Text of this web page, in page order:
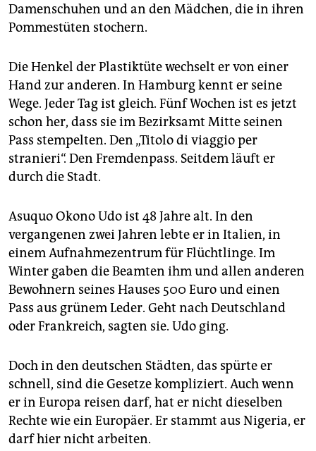
Damenschuhen und an den Mädchen, die in ihren
Pommestüten stochern.
Die Henkel der Plastiktüte wechselt er von einer
Hand zur anderen. In Hamburg kennt er seine
Wege. Jeder Tag ist gleich. Fünf Wochen ist es jetzt
schon her, dass sie im Bezirksamt Mitte seinen
Pass stempelten. Den „Titolo di viaggio per
stranieri“. Den Fremdenpass. Seitdem läuft er
durch die Stadt.
Asuquo Okono Udo ist 48 Jahre alt. In den
vergangenen zwei Jahren lebte er in Italien, in
einem Aufnahmezentrum für Flüchtlinge. Im
Winter gaben die Beamten ihm und allen anderen
Bewohnern seines Hauses 500 Euro und einen
Pass aus grünem Leder. Geht nach Deutschland
oder Frankreich, sagten sie. Udo ging.
Doch in den deutschen Städten, das spürte er
schnell, sind die Gesetze kompliziert. Auch wenn
er in Europa reisen darf, hat er nicht dieselben
Rechte wie ein Europäer. Er stammt aus Nigeria, er
darf hier nicht arbeiten.